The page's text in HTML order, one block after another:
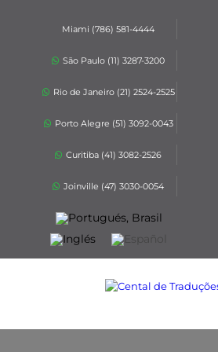
Miami (786) 581-4444
São Paulo (11) 3287-3200
Rio de Janeiro (21) 2524-2525
Porto Alegre (51) 3092-0043
Curitiba (41) 3082-2526
Joinville (47) 3030-0054